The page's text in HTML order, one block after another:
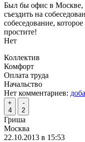
Был бы офис в Москве,
съездить на
собеседование,
простите!
Нет
Коллектив
Комфорт
Оплата труда
Начальство
Нет комментариев:
+
4
-
2
Гриша
Москва
22.10.2013 в 15:53